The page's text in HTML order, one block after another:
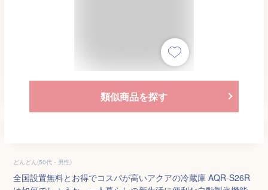
類似商品を探す
どんどん(50代・男性)
全国設置無料とお得でコスパが高いアクアの冷蔵庫 AQR-S26R